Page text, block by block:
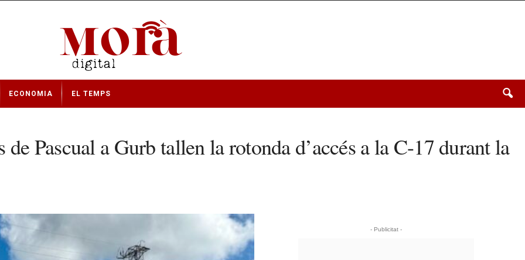
ECONOMIA EL TEMPS
Pascual a Gurb tallen la rotonda d’accés a la C-17 durant la
- Publicitat -